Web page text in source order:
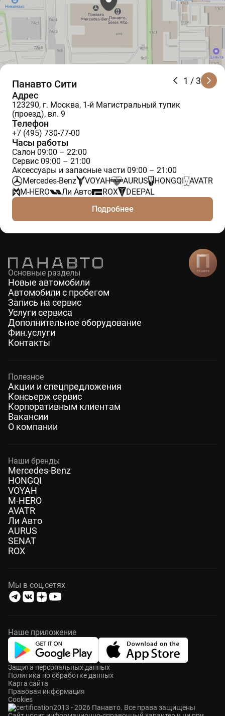
1 / 3
Панавто Сити
Адрес
123290, г. Москва, 1-й Магистральный тупик
(проезд), вл. 9
Телефон
+7 (495) 730-77-00
Часы работы
Салон 09:00 – 22:00
Сервис 09:00 – 21:00
Аксессуары и запасные части 09:00 – 21:00
Mercedes-Benz
VOYAH AURUS HONGQI
AVATR
M-HERO
Ли Авто ROX
DEEPAL
Подробнее
Основные разделы
Новые автомобили
Автомобили с пробегом
Запись на сервис
Услуги сервиса
Дополнительное оборудование
Фин.услуги
Контакты
Полезное
Акции и спецпредложения
Консьерж сервис
Корпоративным клиентам
Вакансии
О компании
Наши бренды
Mercedes-Benz
HONGQI
VOYAH
M-HERO
AVATR
Ли Авто
AURUS
SENAT
ROX
Мы в соц.сетях
Наше приложение
2013 - 2026 Панавто. Все права защищены
Защита персональных данных
Политика по обработке данных
Карта сайта
Правовая информация
Cookies